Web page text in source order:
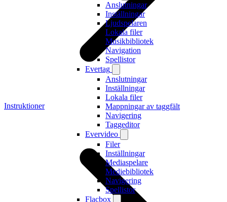
Anslutningar
Inställningar
Ljudspelaren
Lokala filer
Musikbibliotek
Navigation
Spellistor
Evertag
Anslutningar
Inställningar
Lokala filer
Mappningar av taggfält
Navigering
Taggeditor
Evervideo
Filer
Inställningar
Mediaspelare
Mediebibliotek
Navigering
Spellistor
Flacbox
Instruktioner